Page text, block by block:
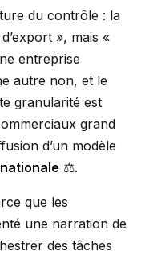
du contrôle : la
», mais «
entreprise
autre non, et le
granularité est
grand
d’un modèle
⚖️.
que les
une narration de
des tâches